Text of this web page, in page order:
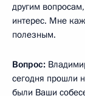
другим
интерес. Мне
полезным.
Вопрос:
сегодня прошли
были Ваши